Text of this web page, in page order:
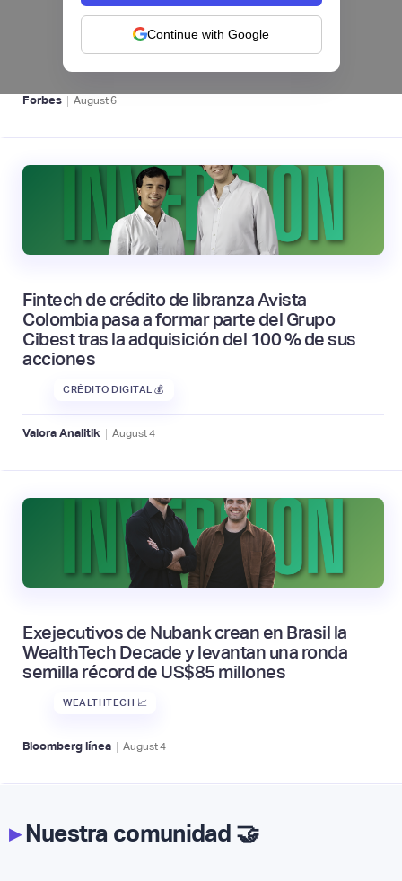
Continue with Google
levanta US$1 millón para instalar un hub
regional en Uruguay
BFM 👔
Forbes | August6
Fintech de crédito de libranza Avista
Colombia pasa a formar parte del Grupo
Cibest tras la adquisición del 100 % de sus
acciones
CRÉDITO DIGITAL 💰
Valora Analitik | August4
Exejecutivos de Nubank crean en Brasil la
WealthTech Decade y levantan una ronda
semilla récord de US$85 millones
WEALTHTECH 📈
Bloomberg línea | August4
▸Nuestra comunidad 🤝